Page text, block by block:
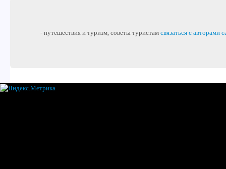
- путешествия и туризм, советы туристам связаться с авторами